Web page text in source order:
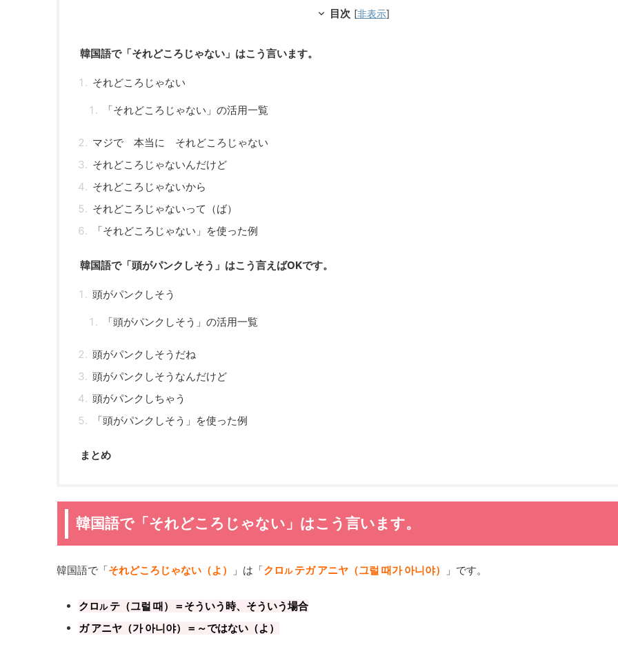
目次 [非表示]
韓国語で「それどころじゃない」はこう言います。
それどころじゃない
「それどころじゃない」の活用一覧
マジで 本当に それどころじゃない
それどころじゃないんだけど
それどころじゃないから
それどころじゃないって（ば）
「それどころじゃない」を使った例
韓国語で「頭がパンクしそう」はこう言えばOKです。
頭がパンクしそう
「頭がパンクしそう」の活用一覧
頭がパンクしそうだね
頭がパンクしそうなんだけど
頭がパンクしちゃう
「頭がパンクしそう」を使った例
まとめ
韓国語で「それどころじゃない」はこう言います。
韓国語で「それどころじゃない（よ） 」は「クロルテガ アニヤ（그럴 때가 아니야） 」です。
クロ ルテ（그럴 때）＝そういう時、そういう場合
ガ アニヤ（가 아니야）＝～ではない（よ）